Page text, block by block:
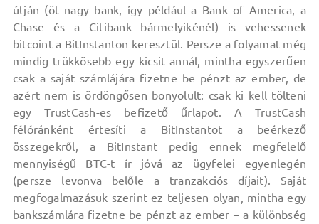
útján (öt nagy bank, így például a Bank of America, a
Chase és a Citibank bármelyikénél) is vehessenek
bitcoint a BitInstanton keresztül. Persze a folyamat még
mindig trükkösebb egy kicsit annál, mintha egyszerűen
csak a saját számlájára fizetne be pénzt az ember, de
azért nem is ördöngősen bonyolult: csak ki kell tölteni
egy TrustCash-es befizető űrlapot. A TrustCash
félóránként értesíti a BitInstantot a beérkező
összegekről, a BitInstant pedig ennek megfelelő
mennyiségű BTC-t ír jóvá az ügyfelei egyenlegén
(persze levonva belőle a tranzakciós díjait). Saját
megfogalmazásuk szerint ez teljesen olyan, mintha egy
bankszámlára fizetne be pénzt az ember – a különbség